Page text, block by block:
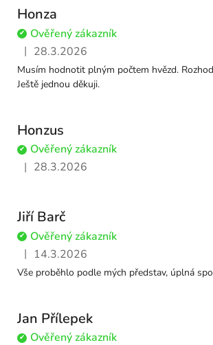
Honza
✔
Ověřený zákazník
Hodnocení obchodu je 5 z 5 hvězdiček.
| 28.3.2026
Musím hodnotit plným počtem hvězd.
Ještě jednou děkuji.
Honzus
✔
Ověřený zákazník
Hodnocení obchodu je 5 z 5 hvězdiček.
| 28.3.2026
Jiří Barč
✔
Ověřený zákazník
Hodnocení obchodu je 5 z 5 hvězdiček.
| 14.3.2026
Vše proběhlo podle mých představ, úplná
Jan Přílepek
✔
Ověřený zákazník